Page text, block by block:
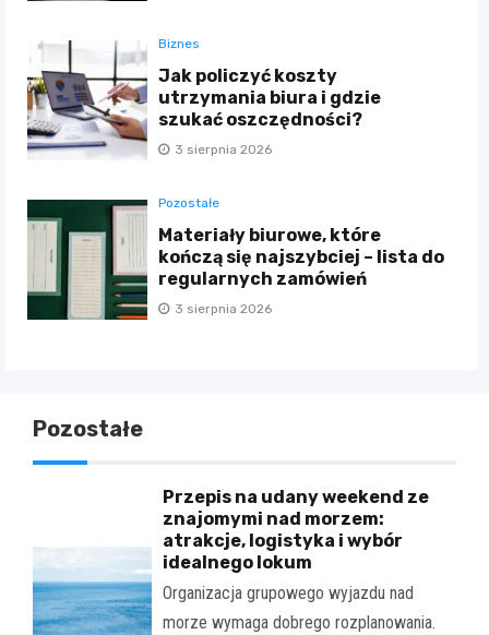
Biznes
Jak policzyć koszty
utrzymania biura i gdzie
szukać oszczędności?
3 sierpnia 2026
Pozostałe
Materiały biurowe, które
kończą się najszybciej – lista do
regularnych zamówień
3 sierpnia 2026
Pozostałe
Przepis na udany weekend ze
znajomymi nad morzem:
atrakcje, logistyka i wybór
idealnego lokum
Organizacja grupowego wyjazdu nad
morze wymaga dobrego rozplanowania.